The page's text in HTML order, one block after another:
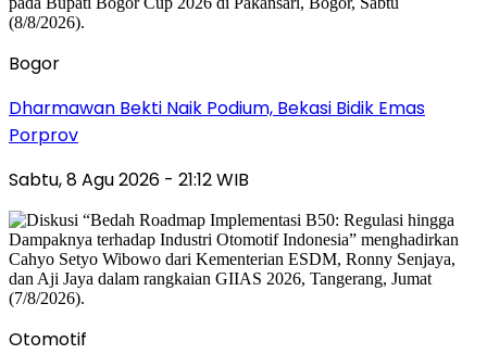
Bogor
Dharmawan Bekti Naik Podium, Bekasi Bidik Emas
Porprov
Sabtu, 8 Agu 2026 - 21:12 WIB
Otomotif